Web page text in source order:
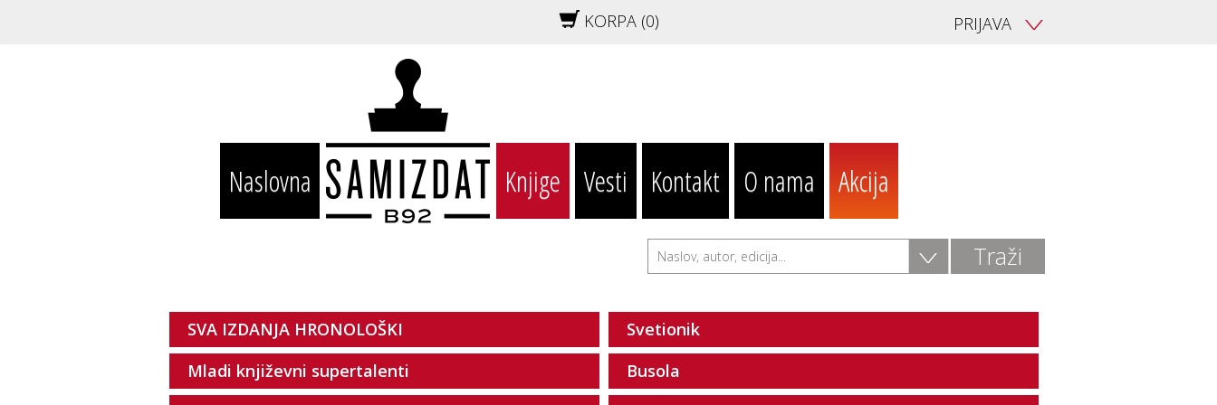
KORPA (0) PRIJAVA V
Naslovna Knjige Vesti Kontakt O nama Akcija
V
SVA IZDANJA HRONOLOŠKI
Svetionik
Mladi književni supertalenti
Busola